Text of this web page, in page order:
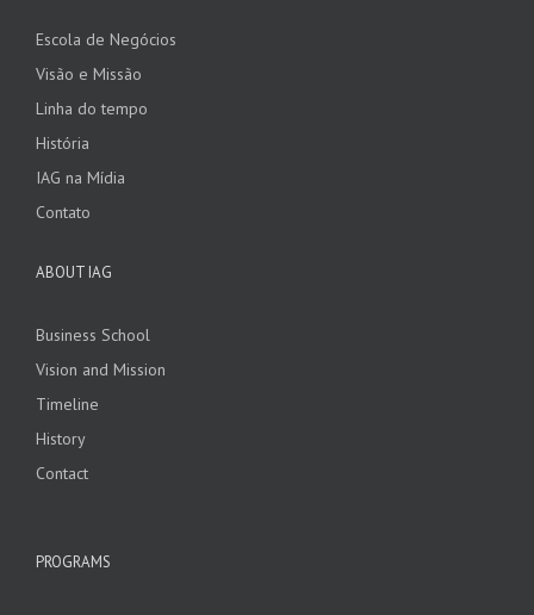
Escola de Negócios
Visão e Missão
Linha do tempo
História
IAG na Mídia
Contato
ABOUT IAG
Business School
Vision and Mission
Timeline
History
Contact
PROGRAMS